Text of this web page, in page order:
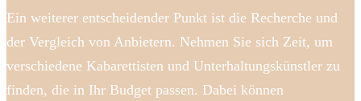
Ein weiterer entscheidender Punkt ist die Recherche und
der Vergleich von Anbietern. Nehmen Sie sich Zeit, um
verschiedene Kabarettisten und Unterhaltungskünstler zu
finden, die in Ihr Budget passen. Dabei können